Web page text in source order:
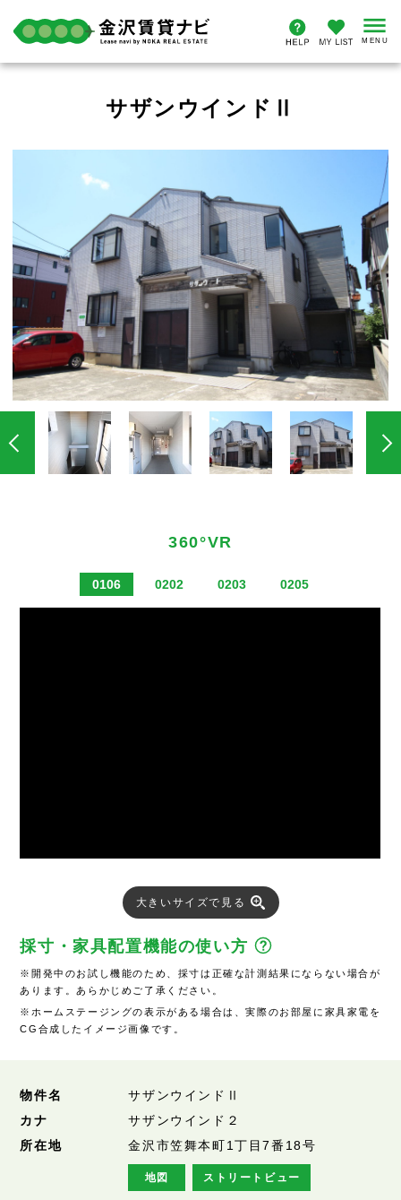
サザンウインドⅡ
360°VR
0106 0202 0203 0205
大きいサイズで見る
採寸・家具配置機能の使い方
※開発中のお試し機能のため、採寸は正確な計測結果にならない場合が
あります。あらかじめご了承ください。
※ホームステージングの表示がある場合は、実際のお部屋に家具家電を
CG合成したイメージ画像です。
物件名
サザンウインドⅡ
カナ
サザンウインド２
所在地
金沢市笠舞本町1丁目7番18号
地図 ストリートビュー